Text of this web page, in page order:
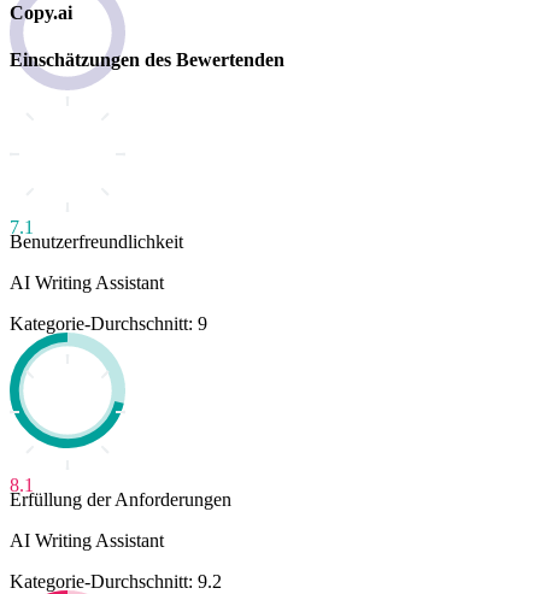
Copy.ai
Einschätzungen des Bewertenden
7.1
Benutzerfreundlichkeit
AI Writing Assistant
Kategorie-Durchschnitt: 9
8.1
Erfüllung der Anforderungen
AI Writing Assistant
Kategorie-Durchschnitt: 9.2